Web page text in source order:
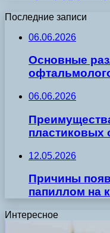
Последние записи
06.06.2026
Основные
06.06.2026
пластиковых
12.05.2026
Причины
папиллом на
Интересное